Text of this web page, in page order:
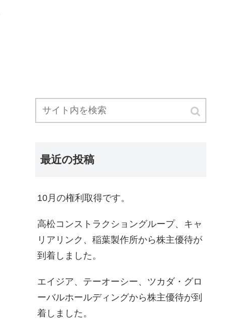
最近の投稿
10月の権利取得です。
高松コンストラクショングループ、キャ
リアリンク、稲葉製作所から株主優待が
到着しました。
エイジア、テーオーシー、ツカダ・グロ
ーバルホールディングから株主優待が到
着しました。